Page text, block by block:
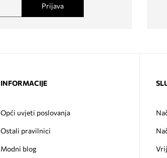
Prijava
INFORMACIJE
Opći uvjeti poslovanja
Ostali pravilnici
Modni blog